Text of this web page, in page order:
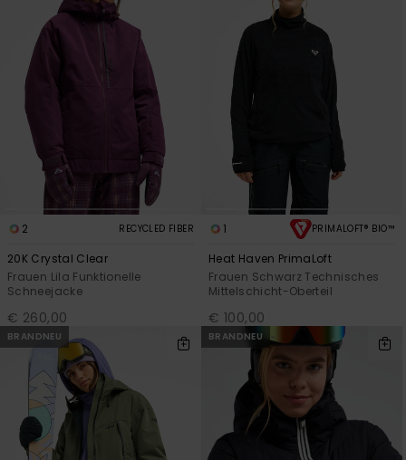
2 RECYCLED FIBER
20K Crystal Clear
Frauen Lila Funktionelle
Schneejacke
€ 260,00
1 PRIMALOFT® BIO™
Heat Haven PrimaLoft
Frauen Schwarz Technisches
Mittelschicht-Oberteil
€ 100,00
BRANDNEU BRANDNEU